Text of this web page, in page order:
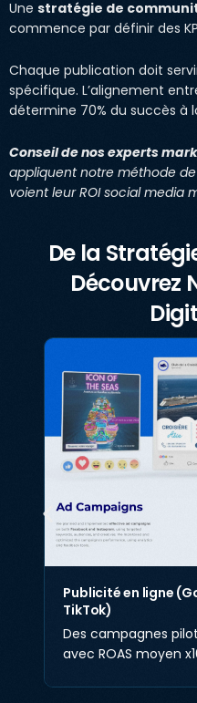
Une stratégie de
commence par définir des
Chaque publication doit
spécifique. L’alignement
détermine 70% du succès à
Conseil de nos experts
appliquent notre méthode
voient leur ROI social media
De la
Découvrez
Publicité en ligne
TikTok)
Des campagnes
avec ROAS moyen